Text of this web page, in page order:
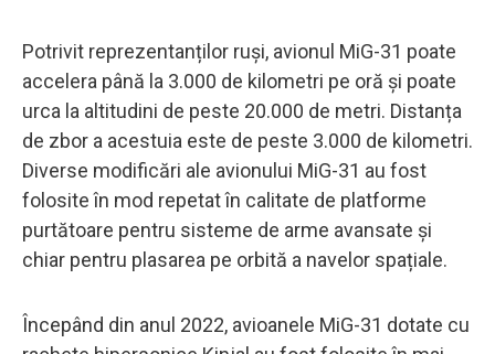
Potrivit reprezentanților ruși, avionul MiG-31 poate
accelera până la 3.000 de kilometri pe oră și poate
urca la altitudini de peste 20.000 de metri. Distanța
de zbor a acestuia este de peste 3.000 de kilometri.
Diverse modificări ale avionului MiG-31 au fost
folosite în mod repetat în calitate de platforme
purtătoare pentru sisteme de arme avansate și
chiar pentru plasarea pe orbită a navelor spațiale.
Începând din anul 2022, avioanele MiG-31 dotate cu